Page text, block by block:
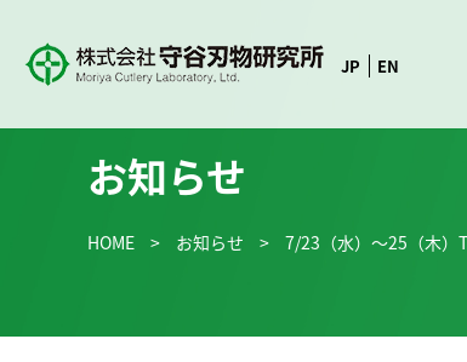
JP EN
お知らせ
HOME > お知らせ > 7/23（水）～25（木）